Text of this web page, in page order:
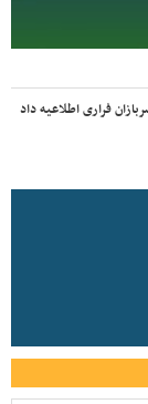
فراری اطلاعیه داد